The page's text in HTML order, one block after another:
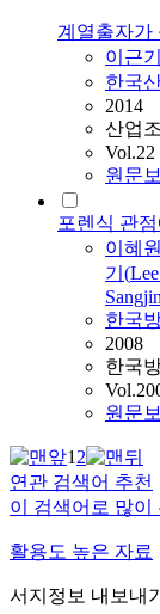
계열출자가
이근기
한국
2014
산업
Vol.22
원문보
포렌식 관
이혜
기 (Lee
한국
2008
한국
원문보
12
연관 검색어 추천
이 검색어로 많이
활용도 높은 자료
서지정보 내보내